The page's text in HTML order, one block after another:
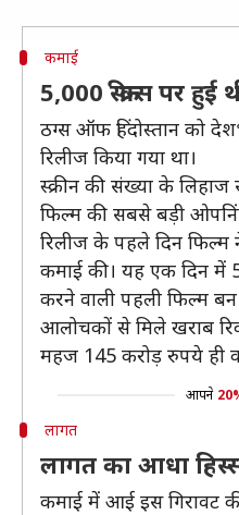
कमाई
5,000 स्क्रीन्स पर हुई
ठग्स ऑफ हिंदोस्तान को
रिलीज किया गया था।
स्क्रीन की संख्या के
फिल्म की सबसे बड़ी
रिलीज के पहले दिन
कमाई की। यह एक दिन में
करने वाली पहली फिल्म
आलोचकों से मिले खराब
महज 145 करोड़ रुपये ही
आपने
लागत
लागत का आधा
कमाई में आई इस गिरावट